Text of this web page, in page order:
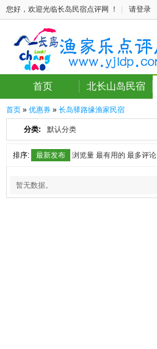
您好，欢迎光临长岛民宿点评网 ！ 请登录
首页 北长山岛民宿
首页 » 优惠券 » 长岛驿路缘渔家民宿
分类: 默认分类
排序: 最新发布 浏览量 最有用的 最多评论
暂无数据。